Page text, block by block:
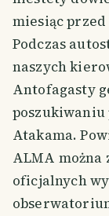
miesiąc
Podczas
naszych
Antofagasty
poszukiwaniu
Atakama.
ALMA można
oficjalnych